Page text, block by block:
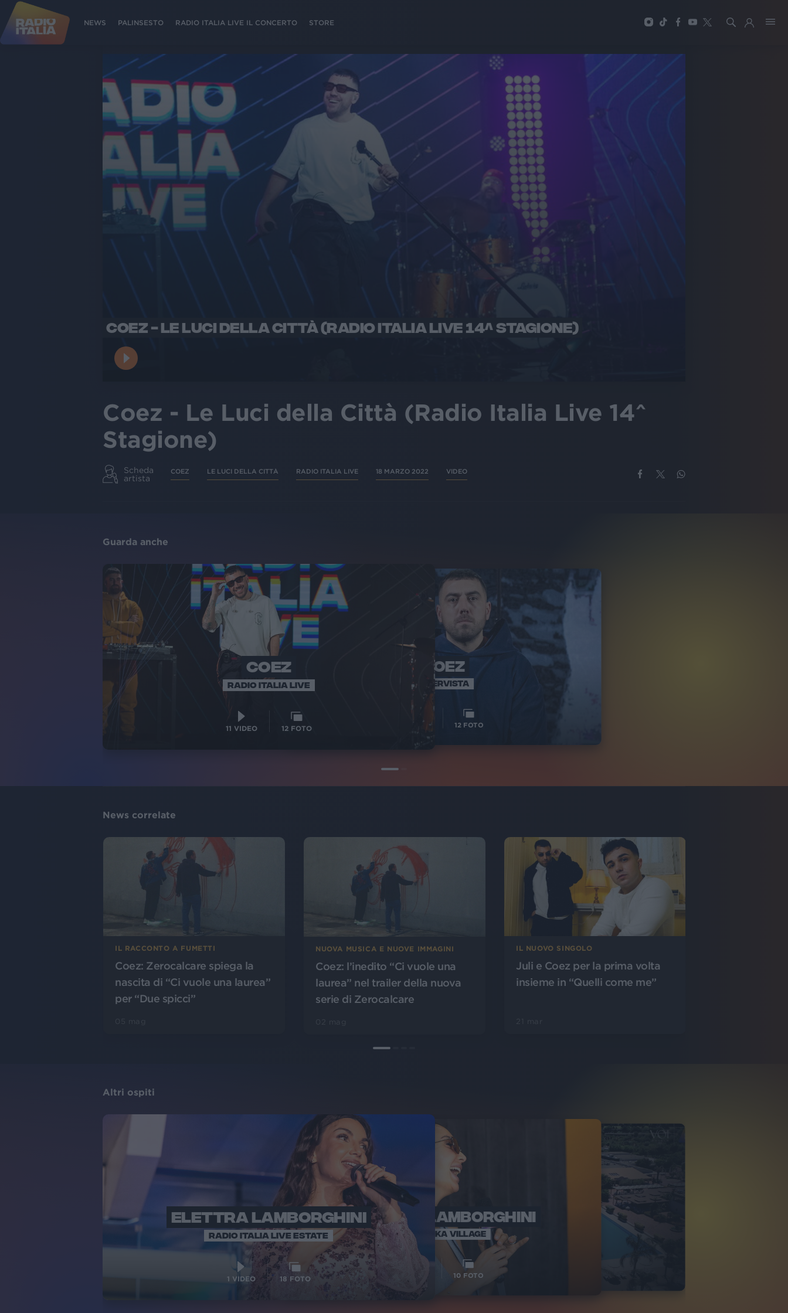
NEWS PALINSESTO RADIO ITALIA LIVE IL CONCERTO STORE
COEZ - LE LUCI DELLA CITTÀ (RADIO ITALIA LIVE 14^ STAGIONE)
Coez - Le Luci della Città (Radio Italia Live 14^
Stagione)
Scheda
artista
COEZ LE LUCI DELLA CITTÀ RADIO ITALIA LIVE 18 MARZO 2022 VIDEO
Guarda anche
COEZ
RADIO ITALIA LIVE
11 VIDEO 12FOTO
COEZ
INTERVISTA
VIDEO 12 FOTO
News correlate
IL RACCONTO A FUMETTI
Coez: Zerocalcare spiega la
nascita di “Ci vuole una laurea”
per “Due spicci”
NUOVA MUSICA E NUOVE IMMAGINI
Coez: l’inedito “Ci vuole una
laurea” nel trailer della nuova
serie di Zerocalcare
IL NUOVO SINGOLO
Juli e Coez per la prima volta
insieme in “Quelli come me”
Altri ospiti
ELETTRA LAMBORGHINI
RADIO ITALIA LIVE ESTATE
1 VIDEO 18 FOTO
ELETTRA LAMBORGHINI
VOI TANKA VILLAGE
10 FOTO
RADIO ITALIA
VOI TANKA VILLAGE